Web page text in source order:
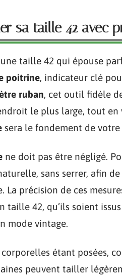
sa taille 42 avec
taille 42 qui épouse
poitrine, indicateur clé
ruban, cet outil fidèle
le plus large, tout
sera le fondement de
ne doit pas être négligé.
sans serrer, afin
La précision de ces
taille 42, qu’ils soient
mode vintage.
corporelles étant posées,
peuvent tailler